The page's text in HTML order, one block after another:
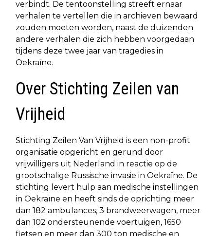
verbindt. De tentoonstelling streeft ernaar
verhalen te vertellen die in archieven bewaard
zouden moeten worden, naast de duizenden
andere verhalen die zich hebben voorgedaan
tijdens deze twee jaar van tragedies in
Oekraïne.
Over Stichting Zeilen van
Vrijheid
Stichting Zeilen Van Vrijheid is een non-profit
organisatie opgericht en gerund door
vrijwilligers uit Nederland in reactie op de
grootschalige Russische invasie in Oekraïne. De
stichting levert hulp aan medische instellingen
in Oekraïne en heeft sinds de oprichting meer
dan 182 ambulances, 3 brandweerwagen, meer
dan 102 ondersteunende voertuigen, 1650
fietsen en meer dan 300 ton medische en